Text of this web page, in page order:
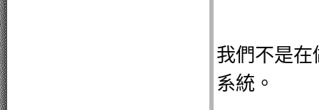
我們不是
系統。